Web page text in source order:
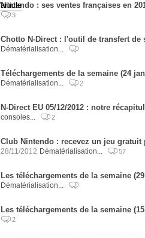
Nintendo : ses ventes françaises en
3
Chotto N-Direct : l'outil de transfert de
Dématérialisation...
Téléchargements de la semaine (24
Dématérialisation...
2
N-Direct EU 05/12/2012 : notre
consoles...
2
Club Nintendo : recevez un jeu
28/11/2012 Dématérialisation... 57
Les téléchargements de la semaine
Dématérialisation...
Les téléchargements de la semaine
2